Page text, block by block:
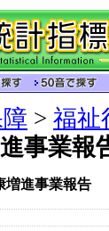
> 福祉
事業報
進事業報告